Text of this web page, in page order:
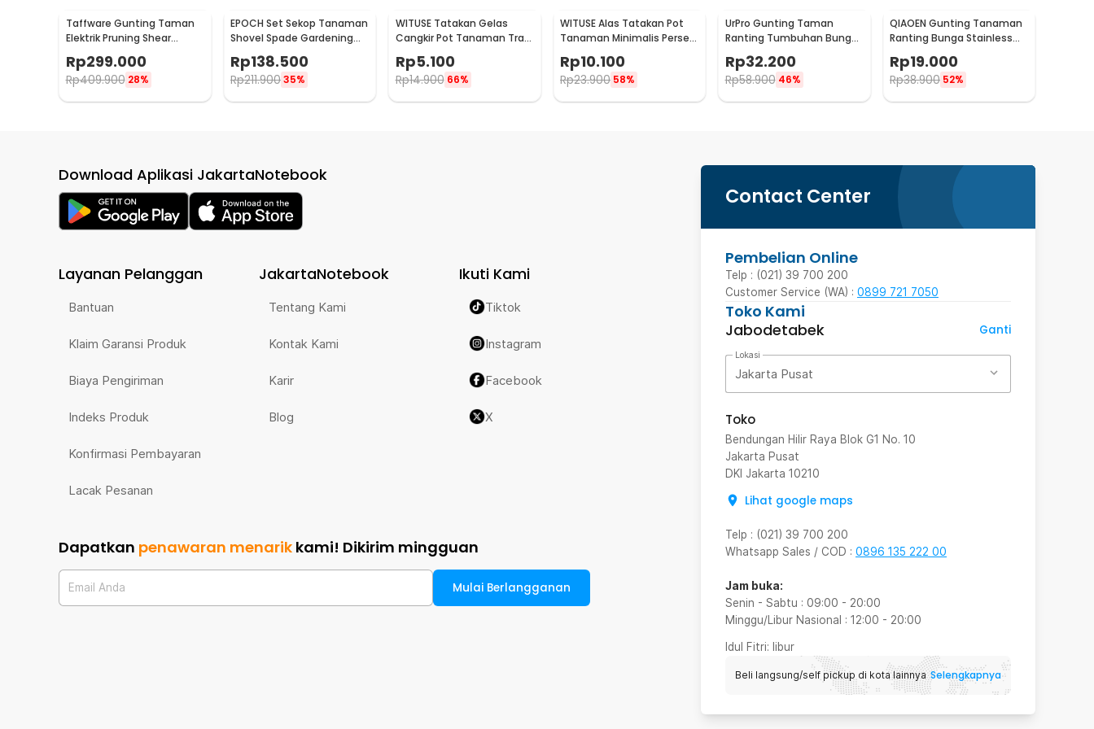
Taffware Gunting Taman
Elektrik Pruning Shear
VIO48
Rp299.000
Rp409.900 28%
EPOCH Set Sekop Tanaman
Shovel Spade Gardening
Tools 10 PCS - LXY55
Rp138.500
Rp211.90035%
WITUSE Tatakan Gelas
Cangkir Pot Tanaman Tray
EQF301
Rp5.100
Rp14.900 66%
WITUSE Alas Tatakan Pot
Tanaman Minimalis Persegi
175x88x10mm - EQF301
Rp10.100
Rp23.900 58%
UrPro Gunting Taman
Ranting Tumbuhan Bunga
Pruning Scissors 25mm -
SK5
Rp32.200
Rp58.900 46%
QIAOEN Gunting Tanaman
Ranting Bunga Stainless
6
Rp19.000
Rp38.900 52%
Contact Center
Pembelian Online
Telp : (021) 39 700 200
Customer Service (WA) : 0899 721 7050
Toko Kami
Jabodetabek
Ganti
Lokasi
Jakarta Pusat
Toko
Bendungan Hilir Raya Blok G1 No. 10
Jakarta Pusat
DKI Jakarta 10210
Lihat google maps
Telp : (021) 39 700 200
Whatsapp Sales / COD : 0896 135 222 00
Jam buka:
Senin - Sabtu : 09:00 - 20:00
Minggu/Libur Nasional : 12:00 - 20:00
Idul Fitri: libur
Beli langsung/self pickup di kota lainnya Selengkapnya
Download Aplikasi JakartaNotebook
Layanan Pelanggan
Bantuan
Klaim Garansi Produk
Biaya Pengiriman
Indeks Produk
Konfirmasi Pembayaran
Lacak Pesanan
JakartaNotebook
Tentang Kami
Kontak Kami
Karir
Blog
Ikuti Kami
Tiktok
Instagram
Facebook
X
Dapatkan penawaran menarik kami! Dikirim mingguan
Email Anda Mulai Berlangganan